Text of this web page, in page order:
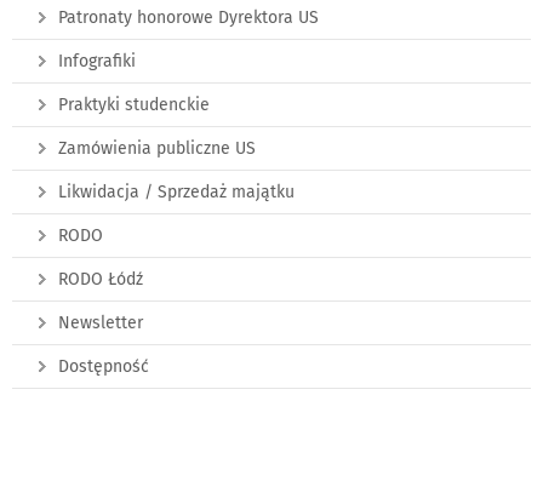
Patronaty honorowe Dyrektora US
Infografiki
Praktyki studenckie
Zamówienia publiczne US
Likwidacja / Sprzedaż majątku
RODO
RODO Łódź
Newsletter
Dostępność